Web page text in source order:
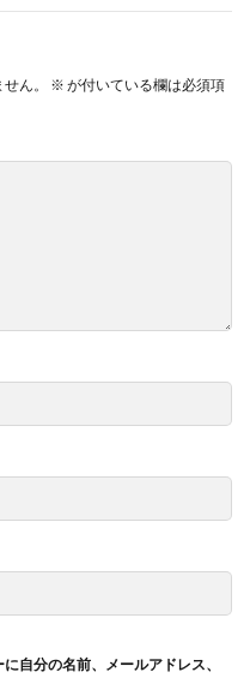
ん。 ※ が付いている欄は必須項
自分の名前、メールアドレス、